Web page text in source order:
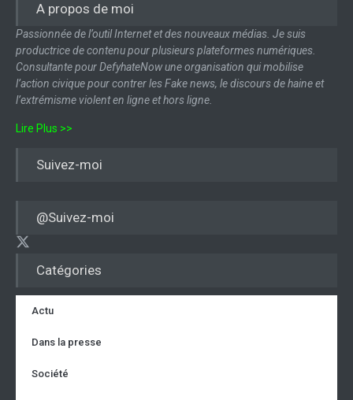
Catégories
Actu
Dans la presse
Société
A propos de moi
Passionnée de l’outil Internet et des nouveaux médias. Je suis
productrice de contenu pour plusieurs plateformes numériques.
Consultante pour DefyhateNow une organisation qui mobilise
l’action civique pour contrer les Fake news, le discours de haine et
l’extrémisme violent en ligne et hors ligne.
Lire Plus >>
Suivez-moi
@Suivez-moi